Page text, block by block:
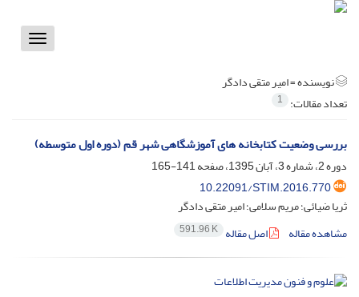
Toggle
نویسنده =امیر متقی دادگر
تعداد مقالات: 1
بررسی وضعیت کتابخانه های آموزشگاهی شهر قم (دوره اول متوسطه)
دوره 2، شماره 3، آبان 1395، صفحه
141-165
10.22091/STIM.2016.770
ثریا ضیائی؛ مریم سلامی؛ امیر متقی دادگر
مشاهده مقاله
اصل مقاله 591.96 K